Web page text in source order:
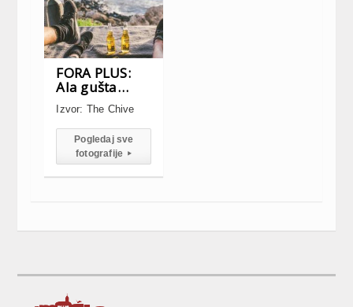
FORA PLUS:
Ala gušta…
Izvor: The Chive
Pogledaj sve
fotografije▸